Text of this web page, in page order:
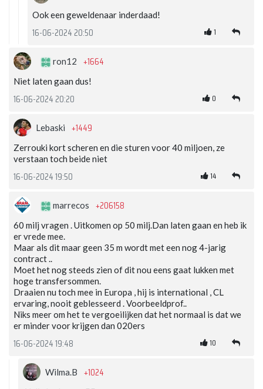
Ook een geweldenaar inderdaad!
16-06-2024 20:50 1
ron12 +1664
Niet laten gaan dus!
16-06-2024 20:20 0
Lebaski +1449
Zerrouki kort scheren en die sturen voor 40 miljoen, ze
verstaan toch beide niet
16-06-2024 19:50 14
marrecos +206158
60 milj vragen . Uitkomen op 50 milj.Dan laten gaan en heb ik
er vrede mee.
Maar als dit maar geen 35 m wordt met een nog 4-jarig
contract ..
Moet het nog steeds zien of dit nou eens gaat lukken met
hoge transfersommen.
Draaien nu toch mee in Europa , hij is international , CL
ervaring, nooit geblesseerd . Voorbeeldprof..
Niks meer om het te vergoeilijken dat het normaal is dat we
er minder voor krijgen dan 020ers
16-06-2024 19:48 10
Wilma.B +1024